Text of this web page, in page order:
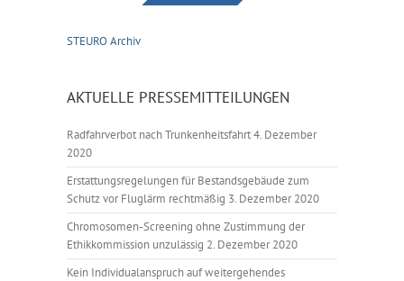
STEURO Archiv
AKTUELLE PRESSEMITTEILUNGEN
Radfahrverbot nach Trunkenheitsfahrt4. Dezember
2020
Erstattungsregelungen für Bestandsgebäude zum
Schutz vor Fluglärm rechtmäßig 3. Dezember 2020
Chromosomen-Screening ohne Zustimmung der
Ethikkommission unzulässig 2. Dezember 2020
Kein Individualanspruch auf weitergehendes